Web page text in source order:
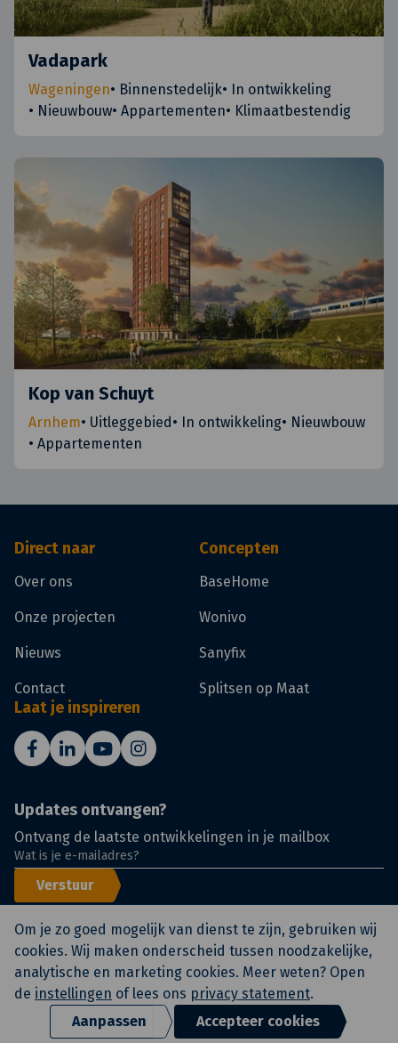
Vadapark
Wageningen• Binnenstedelijk• In ontwikkeling
• Nieuwbouw• Appartementen• Klimaatbestendig
Kop van Schuyt
Arnhem• Uitleggebied• In ontwikkeling• Nieuwbouw
• Appartementen
Direct naar
Over ons
Onze projecten
Nieuws
Contact
Concepten
BaseHome
Wonivo
Sanyfix
Splitsen op Maat
Laat je inspireren
Updates ontvangen?
Ontvang de laatste ontwikkelingen in je mailbox
Verstuur
© KlokGroep Certificeringen
Voorwaarden
Privacy statement en
Om je zo goed mogelijk van dienst te zijn, gebruiken wij
cookies. Wij maken onderscheid tussen noodzakelijke,
analytische en marketing cookies. Meer weten? Open
de instellingen of lees ons privacy statement.
Aanpassen
Accepteer cookies